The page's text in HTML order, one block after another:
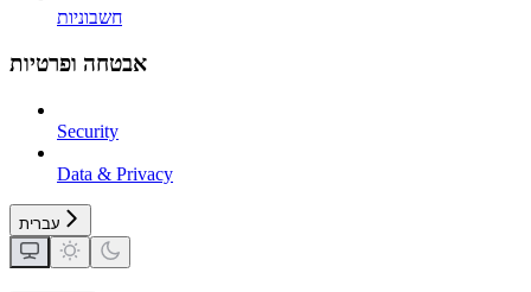
חשבוניות
אבטחה ופרטיות
Security
Data & Privacy
עברית